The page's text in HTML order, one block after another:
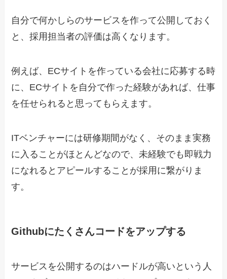
自分で何かしらのサービスを作って公開しておく
と、採用担当者の評価は高くなります。
例えば、ECサイトを作っている会社に応募する時
に、ECサイトを自分で作った経験があれば、仕事
を任せられると思ってもらえます。
ITベンチャーには研修期間がなく、そのまま実務
に入ることがほとんどなので、未経験でも即戦力
になれるとアピールすることが採用に繋がりま
す。
Githubにたくさんコードをアップする
サービスを公開するのはハードルが高いという人